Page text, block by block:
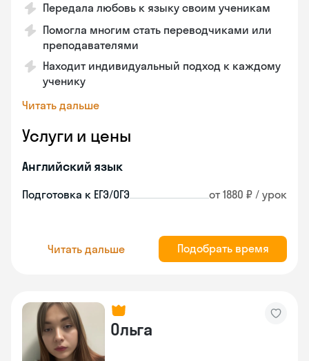
Передала любовь к языку своим ученикам
Помогла многим стать переводчиками или
преподавателями
Находит индивидуальный подход к каждому
ученику
Читать дальше
Услуги и цены
Английский язык
Подготовка к ЕГЭ/ОГЭ от 1880 ₽ / урок
Читать дальше Подобрать время
Ольга